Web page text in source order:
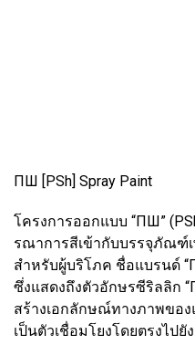
ПШ [PSh] Spray Paint
โครงการออกแบบ “ПШ”
รณาการสีเข้ากับบรรจุภัณฑ์
สำหรับผู้บริโภค ชื่อแบรนด์
ซึ่งแสดงถึงตัวอักษรซีริลลิก
สร้างเอกลักษณ์ทางภาพขอ
เป็นตัวเชื่อมโยงโดยตรงไป